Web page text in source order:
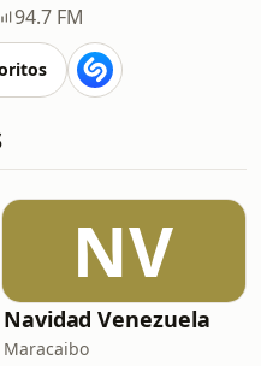
94.7 FM
NV
Navidad Venezuela
Maracaibo